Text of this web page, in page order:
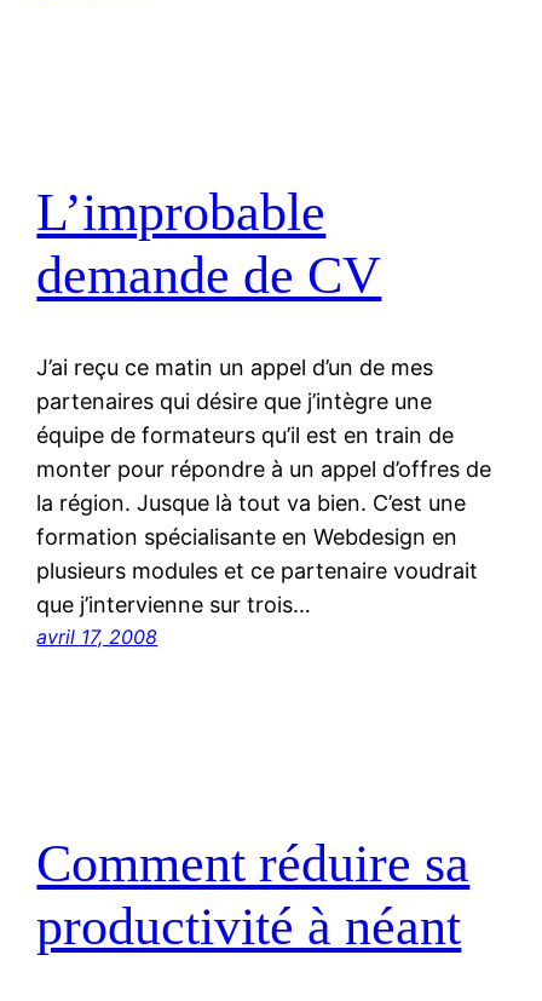
L’improbable
demande de CV
J’ai reçu ce matin un appel d’un de mes
partenaires qui désire que j’intègre une
équipe de formateurs qu’il est en train de
monter pour répondre à un appel d’offres de
la région. Jusque là tout va bien. C’est une
formation spécialisante en Webdesign en
plusieurs modules et ce partenaire voudrait
que j’intervienne sur trois…
avril 17, 2008
Comment réduire sa
productivité à néant